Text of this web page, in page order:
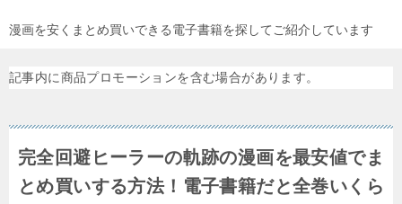
漫画を安くまとめ買いできる電子書籍を探してご紹介しています
記事内に商品プロモーションを含む場合があります。
完全回避ヒーラーの軌跡の漫画を最安値でま
とめ買いする方法！電子書籍だと全巻いくら